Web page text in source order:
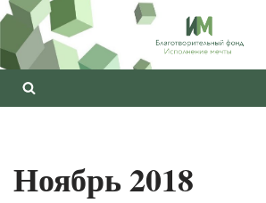
Перейти
к
содержимому
Ноябрь 2018